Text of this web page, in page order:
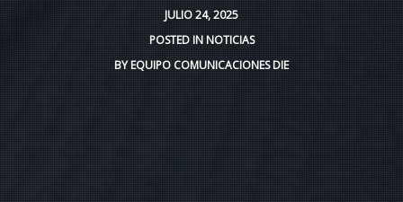
JULIO 24, 2025
POSTED INNOTICIAS
BYEQUIPO COMUNICACIONES DIE